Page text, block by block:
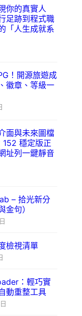
你的真實人
足跡到程式職
「人生成就系
！開源旅遊成
徽章、等級一
面與未來圖檔
穩定版正
址列一鍵靜音
– 拾光新分
金句）
檢視清單
：輕巧實
動重整工具